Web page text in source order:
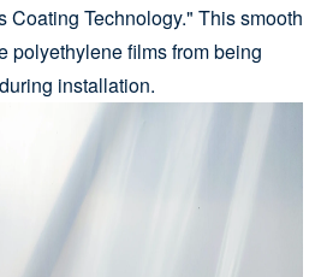
Coating Technology." This smooth
polyethylene films from being
installation.